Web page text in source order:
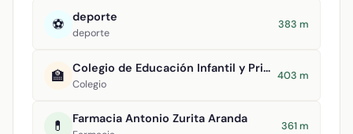
⚽ deporte
deporte
383 m
🏫 Colegio de Educación Infantil y Primaria Divino Maestro
Colegio
403 m
💊 Farmacia Antonio Zurita Aranda
361 m